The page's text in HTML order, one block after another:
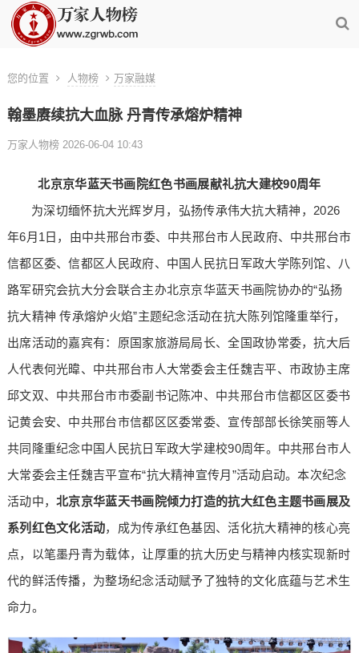
您的位置 人物榜 万家融媒
翰墨赓续抗大血脉 丹青传承熔炉精神
万家人物榜 2026-06-04 10:43
北京京华蓝天书画院红色书画展献礼抗大建校90周年
为深切缅怀抗大光辉岁月，弘扬传承伟大抗大精神，2026
年6月1日，由中共邢台市委、中共邢台市人民政府、中共邢台市
信都区委、信都区人民政府、中国人民抗日军政大学陈列馆、八
路军研究会抗大分会联合主办北京京华蓝天书画院协办的“弘扬
抗大精神 传承熔炉火焰”主题纪念活动在抗大陈列馆隆重举行，
出席活动的嘉宾有：原国家旅游局局长、全国政协常委，抗大后
人代表何光暐、中共邢台市人大常委会主任魏吉平、市政协主席
邱文双、中共邢台市市委副书记‌陈冲、中共邢台市信都区区委书
记黄会安、中共邢台市信都区区委常委、宣传部部长徐笑丽等人
共同隆重纪念中国人民抗日军政大学建校90周年。中共邢台市人
大常委会主任魏吉平宣布“抗大精神宣传月”活动启动。本次纪念
活动中，北京京华蓝天书画院倾力打造的抗大红色主题书画展及
系列红色文化活动，成为传承红色基因、活化抗大精神的核心亮
点，以笔墨丹青为载体，让厚重的抗大历史与精神内核实现新时
代的鲜活传播，为整场纪念活动赋予了独特的文化底蕴与艺术生
命力。